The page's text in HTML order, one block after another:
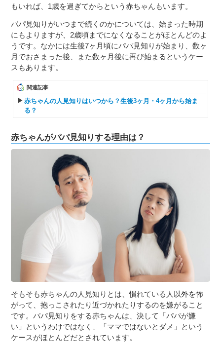
もいれば、1歳を過ぎてからという赤ちゃんもいます。
パパ見知りがいつまで続くのかについては、始まった時期
にもよりますが、2歳頃までになくなることがほとんどのよ
うです。なかには生後7ヶ月頃にパパ見知りが始まり、数ヶ
月でおさまった後、また数ヶ月後に再び始まるというケー
スもあります。
関連記事
赤ちゃんの人見知りはいつから？生後3ヶ月・4ヶ月から始ま
る？
赤ちゃんがパパ見知りする理由は？
そもそも赤ちゃんの人見知りとは、慣れている人以外を怖
がって、抱っこされたり近づかれたりするのを嫌がること
です。パパ見知りをする赤ちゃんは、決して「パパが嫌
い」というわけではなく、「ママではないとダメ」という
ケースがほとんどだとされています。